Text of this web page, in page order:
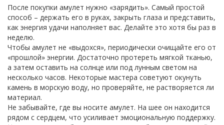
После покупки амулет нужно «зарядить». Самый простой
способ – держать его в руках, закрыть глаза и представить,
как энергия удачи наполняет вас. Делайте это хотя бы раз в
неделю.
Чтобы амулет не «выдохся», периодически очищайте его от
«прошлой» энергии. Достаточно протереть мягкой тканью,
а затем оставить на солнце или под лунным светом на
несколько часов. Некоторые мастера советуют окунуть
камень в морскую воду, но проверяйте, не растворяется ли
материал.
Не забывайте, где вы носите амулет. На шее он находится
рядом с сердцем, что усиливает эмоциональную поддержку.